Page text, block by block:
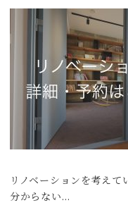
リノベーションを考えて
分からない…